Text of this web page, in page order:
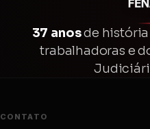
37 anosde história
trabalhadoras e
CONTATO